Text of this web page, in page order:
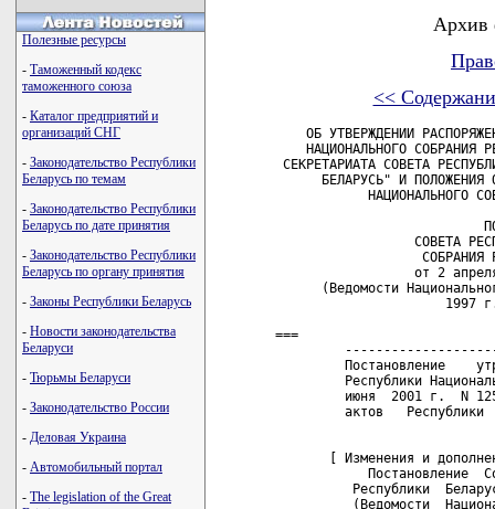
Полезные ресурсы
- Таможенный кодекс
таможенного союза
- Каталог предприятий и
организаций СНГ
- Законодательство Республики
Беларусь по темам
- Законодательство Республики
Беларусь по дате принятия
- Законодательство Республики
Беларусь по органу принятия
- Законы Республики Беларусь
- Новости законодательства
Беларуси
- Тюрьмы Беларуси
- Законодательство России
- Деловая Украина
- Автомобильный портал
- The legislation of the Great
Архив
<<
ОБ УТВЕРЖДЕНИИ РАСПОРЯЖЕНИЯ ПРЕДСЕДАТЕЛЯ СОВЕТА РЕСПУБЛИКИ
    НАЦИОНАЛЬНОГО СОБРАНИЯ РЕСПУБЛИКИ БЕЛАРУСЬ "ОБ ОБРАЗОВАНИИ
 СЕКРЕТАРИАТА СОВЕТА РЕСПУБЛИКИ НАЦИОНАЛЬНОГО СОБРАНИЯ РЕСПУБЛИКИ
      БЕЛАРУСЬ" И ПОЛОЖЕНИЯ О СЕКРЕТАРИАТЕ СОВЕТА РЕСПУБЛИКИ
            НАЦИОНАЛЬНОГО СОБРАНИЯ РЕСПУБЛИКИ БЕЛАРУСЬ

                           ПОСТАНОВЛЕНИЕ
                  СОВЕТА РЕСПУБЛИКИ НАЦИОНАЛЬНОГО
                   СОБРАНИЯ РЕСПУБЛИКИ БЕЛАРУСЬ
                  от 2 апреля 1997 г. N 88-СР/II
      (Ведомости Национального собрания Республики Беларусь,
                      1997 г., N 13, ст.244)

===
         --------------------------------------------------------+++
         Постановление    утратило   силу    постановлением   Совета
         Республики Национального собрания Республики Беларусь от 29
         июня  2001 г.  N 125-СР2/II  (Национальный реестр  правовых
         актов   Республики   Беларусь,   2001 г.,   N 66,   4/2547) 
         

       [ Изменения и дополнения:
            Постановление  Совета Республики  Национального собрания
          Республики  Беларусь от  2  октября  1997 г.  N 172-СР/III
          (Ведомости  Национального  собрания  Республики  Беларусь,
          1997 г., N 30, ст.577).]


     Совет Республики  Национального  собрания  Республики  Беларусь
ПОСТАНОВЛЯЕТ:

     1. Утвердить   распоряжение   Председателя   Совета  Республики
Национального  собрания  Республики Беларусь от 18 февраля 1997 года
N 5 "Об образовании  Секретариата  Совета  Республики  Национального
собрания Республики Беларусь".

     2. Утвердить  Положение  о   Секретариате   Совета   Республики
Национального собрания Республики Беларусь (прилагается).

 Председатель Совета Республики
 Национального собрания
 Республики Беларусь                                     П.ШИПУК


                                     УТВЕРЖДЕНО
                                     Постановлением Совета
                                     Республики Национального
                                     собрания Республики Беларусь
                                     2 апреля 1997 года   N 88-СР/II

                             ПОЛОЖЕНИЕ
                  о Секретариате Совета Республики
             Национального собрания Республики Беларусь

                          Общие положения

     1. Секретариат   Совета   Республики   Национального   собрания
Республики Беларусь (далее - Секретариат Совета Республики) является
рабочим органом Совета Республики Национального собрания  Республики
Беларусь (далее - Совет Республики).

     2. Основными задачами Секретариата Совета Республики являются:

     правовое, информационно-аналитическое,         организационное,
документационное и финансово-хозяйственное обеспечение  деятельности
Совета  Республики и его Президиума,  Председателя Совета Республики
Национального собрания Республики  Беларусь  (далее  -  Председатель
Совета  Республики)  и  его заместителя,  постоянных комиссий,  иных
органов и членов Совета Республики;

     правовое и организационное обеспечение согласительных процедур,
используемых  для  разрешения  возникших  разногласий  между Советом
Республики и Палатой представителей в связи  с  отклонением  Советом
Республики принятых Палатой представителей законопроектов;

     правовое и организационное обеспечение межпарламентских связей.

     3. В   своей   деятельности   работники   Секретариата   Совета
Республики   руководствуются   Конституцией   Республики   Беларусь,
законами,   другими   актами  законодательства,  Регламентом  Совета
Республики,  постановлениями Совета  Республики  и  его  Президиума,
настоящим Положением, распоряжениями Председателя Совета Республики,
распоряжениями Начальника Секретариата Совета Республики.

     4. Секретариат Совета Республики  является  юридическим  лицом,
имеет   печать  с  изображением  Государственного  герба  Республики
Беларусь и своим наименованием.

              Структура Секретариата Совета Республики

     5. Секретариат Совета Республики состоит из управлений, отделов
и других   структурных   подразделений.   Положения   о  структурных
подразделениях    Секретариата   Совета    Республики   утверждаются
Начальником Секретариата Совета Республики.
         --------------------------------------------------------+++
         Пункт  5  -  в  редакции  Постановления  Совета  Республики
         Национального  собрания  Республики  Беларусь  от 2 октября